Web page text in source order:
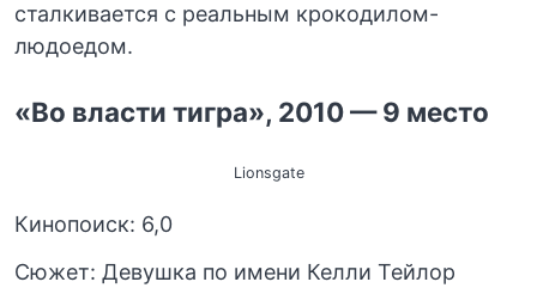
сталкивается с реальным крокодилом-
людоедом.
«Во власти тигра», 2010 — 9 место
Lionsgate
Кинопоиск: 6,0
Сюжет: Девушка по имени Келли Тейлор